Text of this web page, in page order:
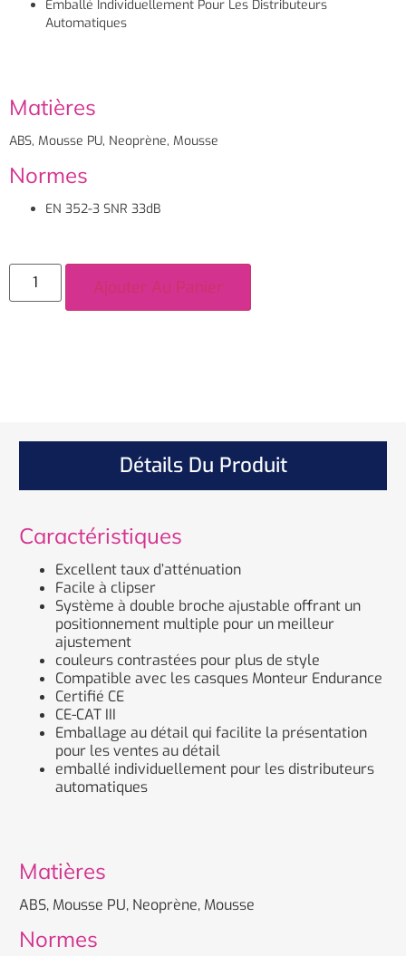
Emballé Individuellement Pour Les Distributeurs
Automatiques
Matières
ABS, Mousse PU, Neoprène, Mousse
Normes
EN 352-3 SNR 33dB
Ajouter Au Panier
Détails Du Produit
Caractéristiques
Excellent taux d’atténuation
Facile à clipser
Système à double broche ajustable offrant un
positionnement multiple pour un meilleur
ajustement
couleurs contrastées pour plus de style
Compatible avec les casques Monteur Endurance
Certifié CE
CE-CAT III
Emballage au détail qui facilite la présentation
pour les ventes au détail
emballé individuellement pour les distributeurs
automatiques
Matières
ABS, Mousse PU, Neoprène, Mousse
Normes